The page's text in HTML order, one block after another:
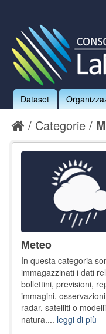
Dataset
Categorie
Meteo
In questa categoria
immagazzinati i dati
bollettini, previsioni,
immagini,
radar, satelliti o
natura.... leggi di più